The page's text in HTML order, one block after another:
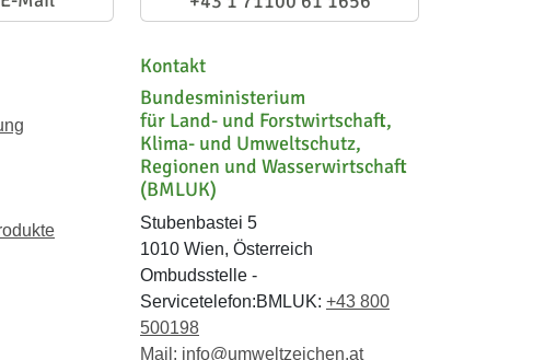
Kontakt
Bundesministerium
für Land- und Forstwirtschaft,
Klima- und Umweltschutz,
Regionen und Wasserwirtschaft
(BMLUK)
Stubenbastei 5
1010 Wien, Österreich
Ombudsstelle -
Servicetelefon:BMLUK: +43 800
500198
Mail: info@umweltzeichen.at